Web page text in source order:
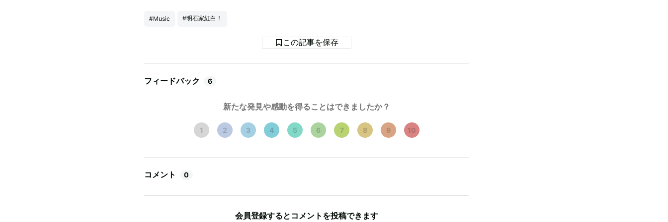
#Music #明石家紅白！
この記事を保存
フィードバック 6
新たな発見や感動を得ることはできましたか？
1 2 3 4 5 6 7 8 9 10
コメント 0
会員登録するとコメントを投稿できます